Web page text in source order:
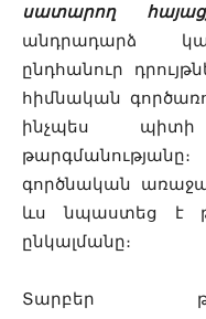
սատարող
անդրադարձ
ընդհանուր
հիմնական
ինչպես
գործնական
ևս նպաստեց է
ընկալմանը։
Տարբեր